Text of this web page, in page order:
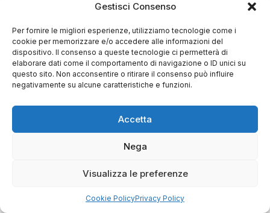
Gestisci Consenso
Per fornire le migliori esperienze, utilizziamo tecnologie come i
cookie per memorizzare e/o accedere alle informazioni del
dispositivo. Il consenso a queste tecnologie ci permetterà di
elaborare dati come il comportamento di navigazione o ID unici su
questo sito. Non acconsentire o ritirare il consenso può influire
negativamente su alcune caratteristiche e funzioni.
Accetta
Nega
Visualizza le preferenze
Cookie PolicyPrivacy Policy